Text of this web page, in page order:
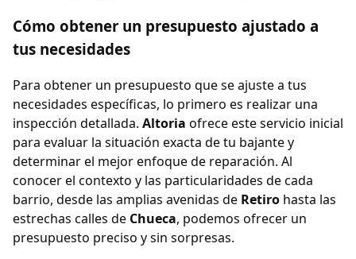
Cómo obtener un presupuesto ajustado a
tus necesidades
Para obtener un presupuesto que se ajuste a tus
necesidades específicas, lo primero es realizar una
inspección detallada. Altoria ofrece este servicio inicial
para evaluar la situación exacta de tu bajante y
determinar el mejor enfoque de reparación. Al
conocer el contexto y las particularidades de cada
barrio, desde las amplias avenidas de Retiro hasta las
estrechas calles de Chueca, podemos ofrecer un
presupuesto preciso y sin sorpresas.